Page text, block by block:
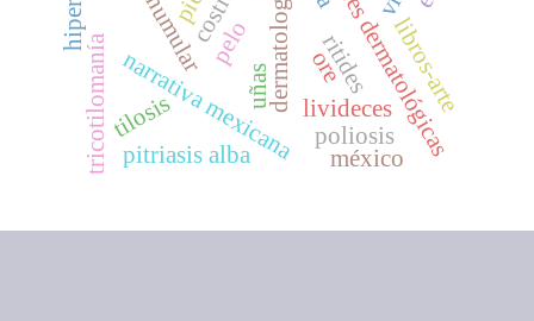
pelo
uñasdermatología
narrativa mexicana
tricotilomanía ritides
costra
livideces
tilosis
pitriasis alba
poliosis
méxico
libros-arte
ore